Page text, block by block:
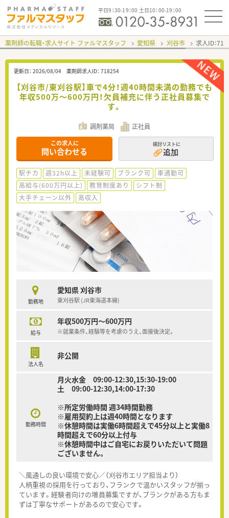
平日9：30-19：00 土日10：00-19：00
薬剤師の転職・求人サイト ファルマスタッフ 愛知県 刈谷市 求人ID：
更新日： 2026/08/04 薬剤師求人ID： 718254
【刈谷市/東刈谷駅】車で4分！週40時間未満の勤務でも
年収500万〜600万円！欠員補充に伴う正社員募集で
す。
調剤薬局 正社員
この求人に
問い合わせる
検討リストに
追加
駅チカ 週32h以上 未経験可 ブランク可
車通勤可
高給与(600万円以上)
教育制度あり
シフト制
大手チェーン以外
高収入
勤務地
愛知県 刈谷市
東刈谷駅 (JR東海道本線)
給与
年収500万円～600万円
※就業条件、経験等を考慮のうえ、面接後決定。
法人名
非公開
勤務時間
月火水金 09:00-12:30,15:30-19:00
土 09:00-12:30,14:00-17:30
※所定労働時間 週34時間勤務
※雇用契約上は週40時間となります
※休憩時間は実働6時間超えで45分以上と実働8
時間超えで60分以上付与
※休憩時間中はご自宅にお戻りいただいて問題
ございません。
＼風通しの良い環境で安心／（刈谷市エリア担当より）
人柄重視の採用を行っており、フランクで温かいスタッフが揃っ
ています。経験者向けの増員募集ですが、ブランクがある方もま
ずは丁寧なサポートがあるので安心です。